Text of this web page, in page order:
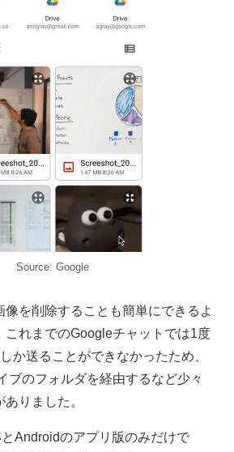
Source: Google
像を削除することも簡単にできるよ
これまでのGoogleチャットでは1度
か送ることができなかったため、
ブのフォルダを経由するなど少々
りました。
Androidのアプリ版のみだけで